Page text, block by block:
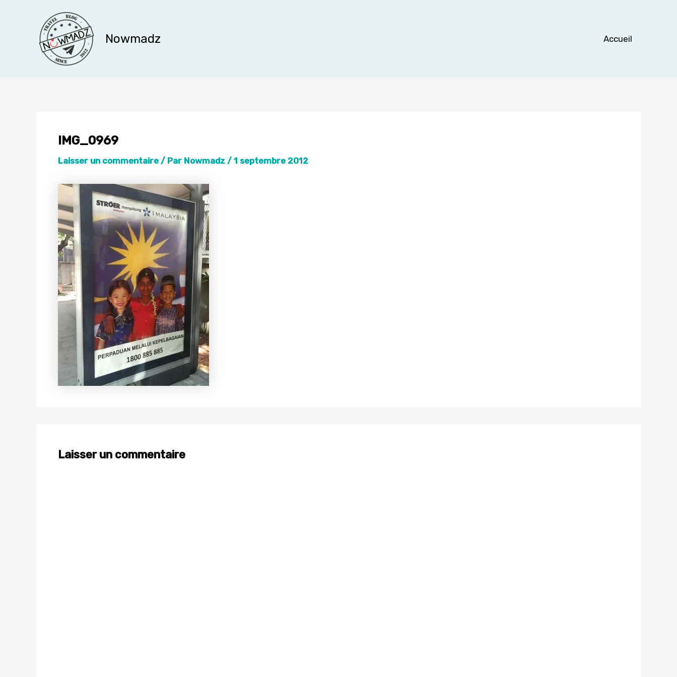
Nowmadz Accueil
IMG_0969
Laisser un commentaire / Par Nowmadz / 1 septembre 2012
Laisser un commentaire